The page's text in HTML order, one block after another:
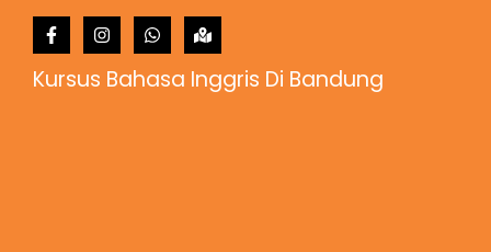
Kursus Bahasa Inggris Di Bandung